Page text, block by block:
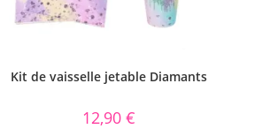
Kit de vaisselle jetable Diamants
12,90€